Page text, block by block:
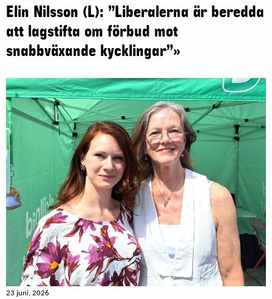
Elin Nilsson (L): ”Liberalerna är beredda
att lagstifta om förbud mot
snabbväxande kycklingar”»
23 juni, 2026